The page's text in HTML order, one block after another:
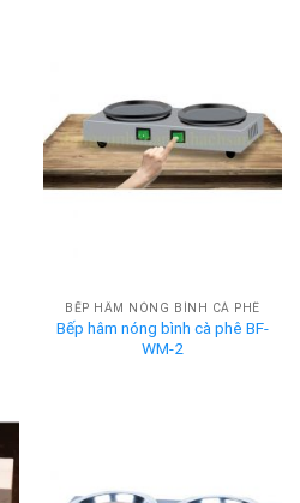
BẾP HÂM NÓNG BÌNH CÀ PHÊ
Bếp hâm nóng bình cà phê BF-
WM-2